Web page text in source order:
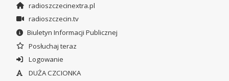
radioszczecinextra.pl
radioszczecin.tv
Biuletyn Informacji Publicznej
Posłuchaj teraz
Logowanie
DUŻA CZCIONKA